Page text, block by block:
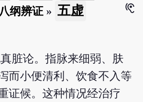
八纲辨证 » 五虚
hearing
脏论。指脉来细弱、肤
而小便清利、饮食不入等
证候。这种情况经治疗